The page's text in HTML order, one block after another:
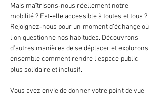
Mais maîtrisons‑nous réellement notre
mobilité ? Est‑elle accessible à toutes et tous ?
Rejoignez‑nous pour un moment d’échange où
l’on questionne nos habitudes. Découvrons
d’autres manières de se déplacer et explorons
ensemble comment rendre l’espace public
plus solidaire et inclusif.
Vous avez envie de donner votre point de vue,